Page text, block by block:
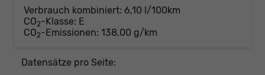
Verbrauch kombiniert: 6,10 l/100km
CO2-Klasse: E
CO2-Emissionen: 138,00 g/km
Datensätze pro Seite: